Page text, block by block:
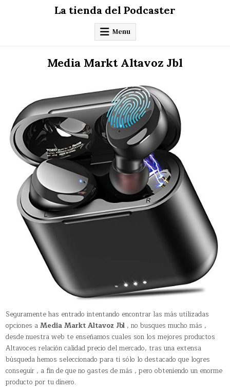
La tienda del Podcaster
Menu
Media Markt Altavoz Jbl
Seguramente has entrado intentando encontrar las más utilizadas
opciones aMedia Markt Altavoz Jbl , no busques mucho más ,
desde nuestra web te enseñamos cuales son los mejores productos
Altavoces relación calidad precio del mercado, tras una extensa
búsqueda hemos seleccionado para ti sólo lo destacado que logres
conseguir , a fin de que no gastes de más , pero obteniendo un enorme
producto por tu dinero.